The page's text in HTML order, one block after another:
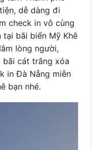
dễ dàng đi
check in vô cùng
bãi biển Mỹ Khê
lòng người,
bãi cát trắng xóa
in Đà Nẵng miễn
bạn nhé.